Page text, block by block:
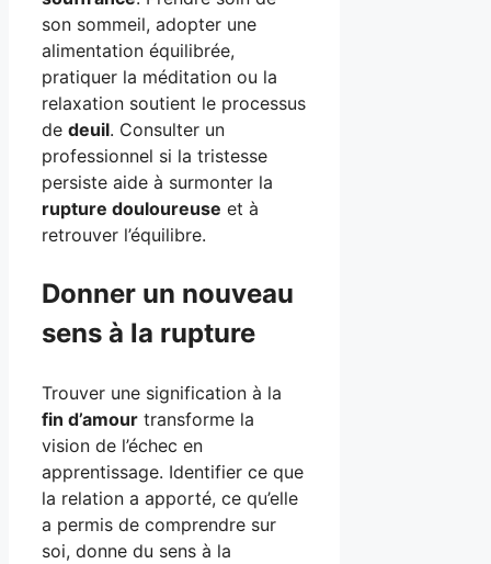
son sommeil, adopter une
alimentation équilibrée,
pratiquer la méditation ou la
relaxation soutient le processus
de deuil. Consulter un
professionnel si la tristesse
persiste aide à surmonter la
rupture douloureuse et à
retrouver l’équilibre.
Donner un nouveau
sens à la rupture
Trouver une signification à la
fin d’amour transforme la
vision de l’échec en
apprentissage. Identifier ce que
la relation a apporté, ce qu’elle
a permis de comprendre sur
soi, donne du sens à la